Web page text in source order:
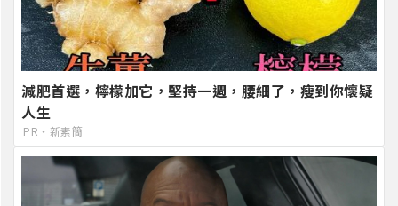
減肥首選，檸檬加它，堅持一週，腰細了，瘦到你懷疑
人生
PR・新素簡